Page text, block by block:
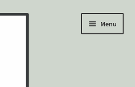
Menu